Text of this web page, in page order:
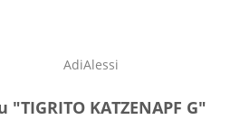
AdiAlessi
KATZENAPF G"